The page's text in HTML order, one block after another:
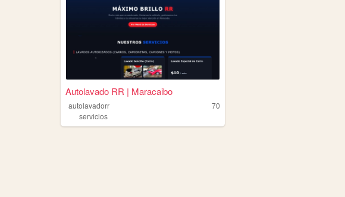
Autolavado RR | Maracaibo
autolavadorr
70
servicios